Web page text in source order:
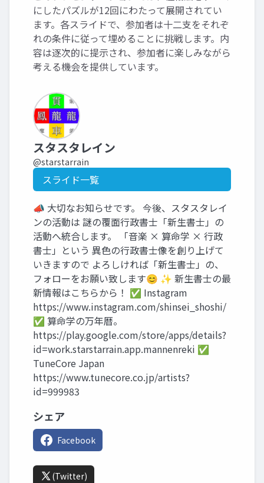
にしたパズルが12回にわたって展開されてい
ます。各スライドで、参加者は十二支をそれぞ
れの条件に従って埋めることに挑戦します。内
容は逐次的に提示され、参加者に楽しみながら
考える機会を提供しています。
スタスタレイン
@starstarrain
スライド一覧
📣 大切なお知らせです。 今後、スタスタレイ
ンの活動は 謎の覆面行政書士「新生書士」の
活動へ統合します。 「音楽 × 算命学 × 行政
書士」という 異色の行政書士像を創り上げて
いきますので よろしければ「新生書士」の、
フォローをお願い致します😊 ✨ 新生書士の最
新情報はこちらから！ ✅ Instagram
https://www.instagram.com/shinsei_shoshi/
✅ 算命学の万年暦。
https://play.google.com/store/apps/details?
id=work.starstarrain.app.mannenreki ✅
TuneCore Japan
https://www.tunecore.co.jp/artists?
id=999983
シェア
Facebook
(Twitter)